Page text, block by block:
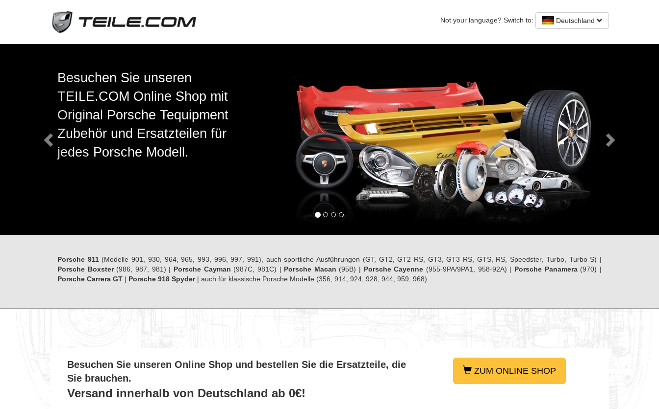
Not your language? Switch to: Deutschland
– neu und gebraucht
Porsche 911(Modelle 901, 930, 964, 965, 993, 996, 997, 991), auch sportliche Ausführungen (GT, GT2, GT2 RS, GT3, GT3 RS, GTS, RS, Speedster, Turbo, Turbo S) |
Porsche Boxster(986, 987, 981) | Porsche Cayman (987C, 981C) | Porsche Macan (95B) | Porsche Cayenne (955-9PA/9PA1, 958-92A) | Porsche Panamera(970) |
Porsche Carrera GT | Porsche 918 Spyder| auch für klassische Porsche Modelle (356, 914, 924, 928, 944, 959, 968)...
Besuchen Sie unseren Online Shop und bestellen Sie die Ersatzteile, die
Sie brauchen.
Versand innerhalb von Deutschland ab 0€!
ZUM ONLINE SHOP